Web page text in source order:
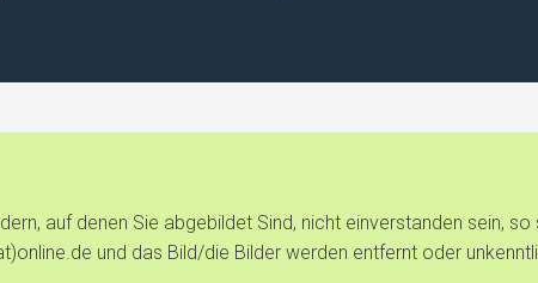
auf denen Sie abgebildet Sind, nicht einverstanden sein, so
und das Bild/die Bilder werden entfernt oder